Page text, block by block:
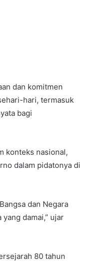
dan komitmen
hari, termasuk
bagi
konteks nasional,
dalam pidatonya di
dan Negara
damai,” ujar
80 tahun